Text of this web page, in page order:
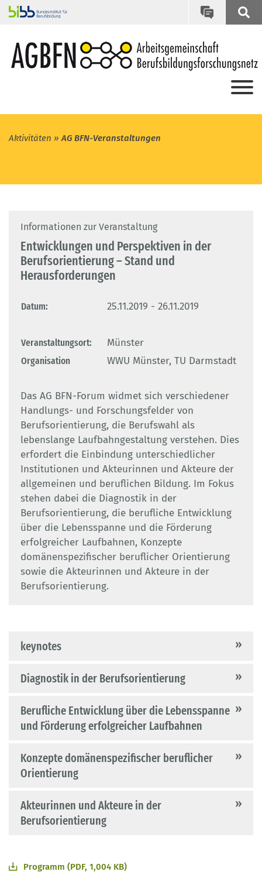
Aktivitäten AG BFN-Veranstaltungen
Informationen zur Veranstaltung
Entwicklungen und Perspektiven in der
Berufsorientierung – Stand und
Herausforderungen
Datum: 25.11.2019 - 26.11.2019
Veranstaltungsort:
Münster
Organisation
WWU Münster, TU Darmstadt
Das AG BFN-Forum widmet sich verschiedener
Handlungs- und Forschungsfelder von
Berufsorientierung, die Berufswahl als
lebenslange Laufbahngestaltung verstehen. Dies
erfordert die Einbindung unterschiedlicher
Institutionen und Akteurinnen und Akteure der
allgemeinen und beruflichen Bildung. Im Fokus
stehen dabei die Diagnostik in der
Berufsorientierung, die berufliche Entwicklung
über die Lebensspanne und die Förderung
erfolgreicher Laufbahnen, Konzepte
domänenspezifischer beruflicher Orientierung
sowie die Akteurinnen und Akteure in der
Berufsorientierung.
keynotes
Diagnostik in der Berufsorientierung
Berufliche Entwicklung über die Lebensspanne
und Förderung erfolgreicher Laufbahnen
Konzepte domänenspezifischer beruflicher
Orientierung
Akteurinnen und Akteure in der
Berufsorientierung
Programm (PDF, 1,004 KB)